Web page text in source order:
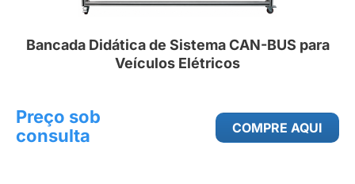
Bancada Didática de Sistema CAN-BUS para
Veículos Elétricos
Preço sob
consulta
COMPRE AQUI